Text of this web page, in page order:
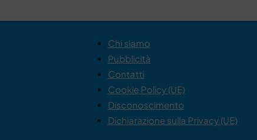
Chi siamo
Pubblicità
Contatti
Cookie Policy (UE)
Disconoscimento
Dichiarazione sulla Privacy (UE)